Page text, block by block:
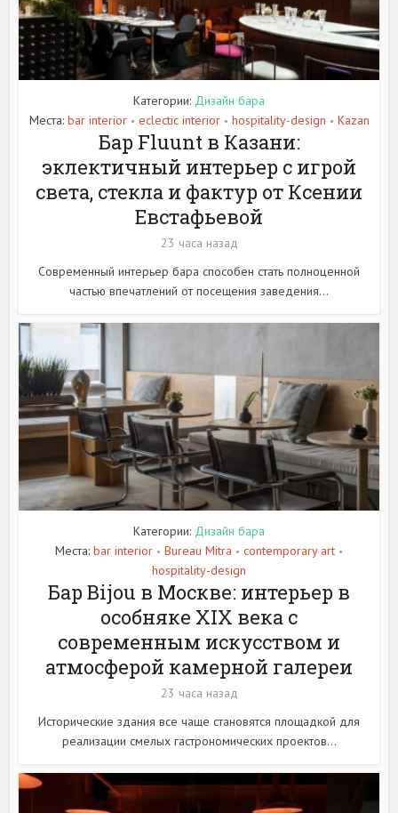
Категории: Дизайн бара
Места: bar interior • eclectic interior • hospitality-design • Kazan
Бар Fluunt в Казани:
эклектичный интерьер с игрой
света, стекла и фактур от Ксении
Евстафьевой
23 часа назад
Современный интерьер бара способен стать полноценной
частью впечатлений от посещения заведения...
Категории: Дизайн бара
Места: bar interior • Bureau Mitra • contemporary art •
hospitality-design
Бар Bijou в Москве: интерьер в
особняке XIX века с
современным искусством и
атмосферой камерной галереи
23 часа назад
Исторические здания все чаще становятся площадкой для
реализации смелых гастрономических проектов...